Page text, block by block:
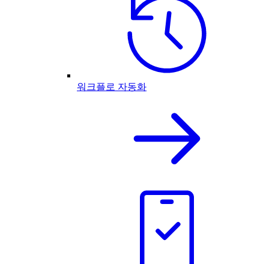
워크플로 자동화